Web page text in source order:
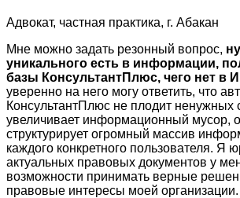
Адвокат, частная практика, г. Абакан
Мне можно задать резонный вопрос,
уникального есть в информации,
базы КонсультантПлюс, чего нет в
уверенно на него могу ответить, что
КонсультантПлюс не плодит ненужных
увеличивает информационный мусор,
структурирует огромный массив
каждого конкретного пользователя. Я
актуальных правовых документов у
возможности принимать верные
правовые интересы моей организации.